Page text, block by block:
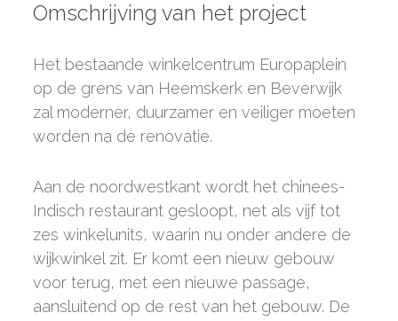
Omschrijving van het project
Het bestaande winkelcentrum Europaplein
op de grens van Heemskerk en Beverwijk
zal moderner, duurzamer en veiliger moeten
worden na de renovatie.
Aan de noordwestkant wordt het chinees-
Indisch restaurant gesloopt, net als vijf tot
zes winkelunits, waarin nu onder andere de
wijkwinkel zit. Er komt een nieuw gebouw
voor terug, met een nieuwe passage,
aansluitend op de rest van het gebouw. De